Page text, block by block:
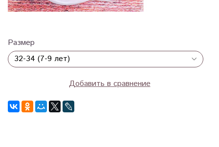
Размер
Добавить в сравнение